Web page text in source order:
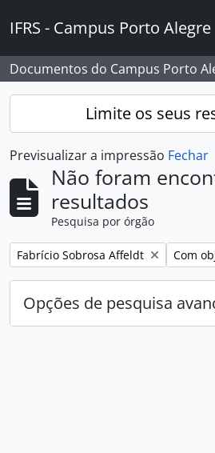
IFRS - Campus Porto Alegre
Documentos do Campus Porto
Limite os seus
Previsualizar a impressão Fechar
Não foram
resultados
Pesquisa por órgão
Remover filtro:
Fabrício Sobrosa Affeldt Com
Opções de pesquisa